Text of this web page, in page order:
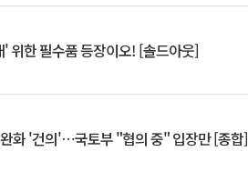
위한 필수품 등장이오! [솔드아웃]
화 '건의'⋯국토부 "협의 중" 입장만 [종합]